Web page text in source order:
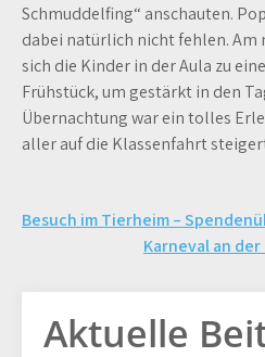
Schmuddelfing“ anschauten.
dabei natürlich nicht fehlen. Am
sich die Kinder in der Aula zu
Frühstück, um gestärkt in den
Übernachtung war ein tolles
aller auf die Klassenfahrt
Besuch im Tierheim –
Karneval an
Aktuelle